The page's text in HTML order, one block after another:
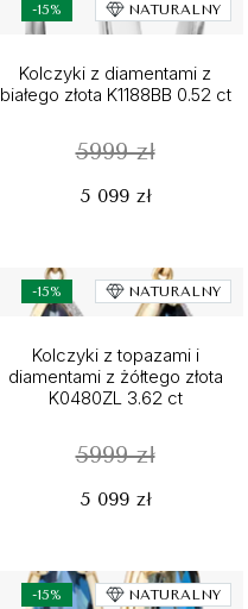
-15% NATURALNY
Kolczyki z diamentami z
białego złota K1188BB 0.52 ct
5999 zł
5 099 zł
-15% NATURALNY
Kolczyki z topazami i
diamentami z żółtego złota
K0480ZL 3.62 ct
5999 zł
5 099 zł
-15% NATURALNY